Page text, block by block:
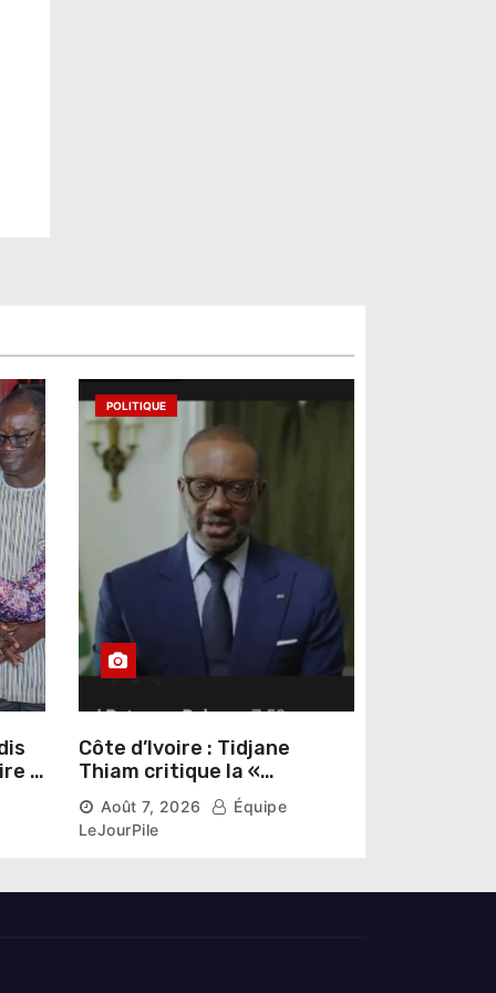
»
POLITIQUE
Côte d’Ivoire : Tidjane
Thiam critique la «
judiciarisation » de la
politique et appelle à
poursuivre l’apaisement
Août 7, 2026
Équipe
LeJourPile